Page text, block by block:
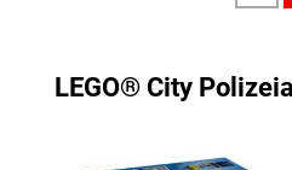
LEGO® City